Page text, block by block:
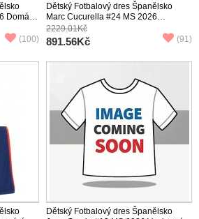
Domácí
(100)
Dětský Fotbalový dres Španělsko
Marc Cucurella #24 MS 2026
Venkovní Krátký Rukáv (+ trenýrky)
2229.01Kč
891.56Kč (91)
Dětský Fotbalový dres Španělsko